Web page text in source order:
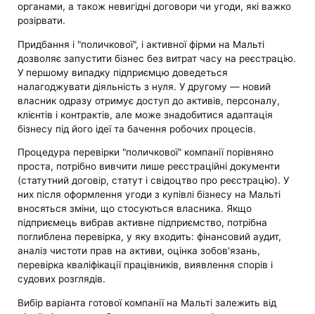
органами, а також невигідні договори чи угоди, які важко
розірвати.
Придбання і "поличкової", і активної фірми на Мальті
дозволяє запустити бізнес без витрат часу на реєстрацію.
У першому випадку підприємцю доведеться
налагоджувати діяльність з нуля. У другому — новий
власник одразу отримує доступ до активів, персоналу,
клієнтів і контрактів, але може знадобитися адаптація
бізнесу під його ідеї та бачення робочих процесів.
Процедура перевірки "поличкової" компанії порівняно
проста, потрібно вивчити лише реєстраційні документи
(статутний договір, статут і свідоцтво про реєстрацію). У
них після оформлення угоди з купівлі бізнесу на Мальті
вносяться зміни, що стосуються власника. Якщо
підприємець вибрав активне підприємство, потрібна
поглиблена перевірка, у яку входить: фінансовий аудит,
аналіз чистоти прав на активи, оцінка зобов'язань,
перевірка кваліфікації працівників, виявлення спорів і
судових розглядів.
Вибір варіанта готової компанії на Мальті залежить від